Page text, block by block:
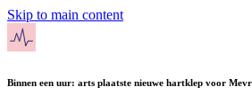
Skip to main content
Binnen een uur: arts plaatste nieuwe hartklep voor